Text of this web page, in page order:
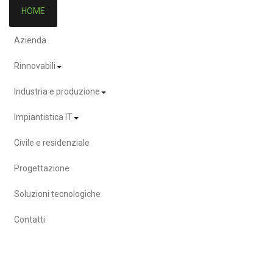
HOME
Azienda
Rinnovabili
Industria e produzione
Impiantistica IT
Civile e residenziale
Progettazione
Soluzioni tecnologiche
Contatti